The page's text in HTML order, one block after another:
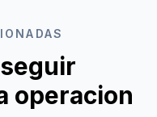
operacion